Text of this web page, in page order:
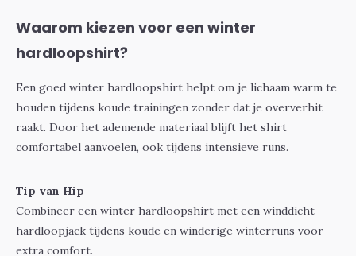
Waarom kiezen voor een winter
hardloopshirt?
Een goed winter hardloopshirt helpt om je lichaam warm te
houden tijdens koude trainingen zonder dat je oververhit
raakt. Door het ademende materiaal blijft het shirt
comfortabel aanvoelen, ook tijdens intensieve runs.
Tip van Hip
Combineer een winter hardloopshirt met een winddicht
hardloopjack tijdens koude en winderige winterruns voor
extra comfort.